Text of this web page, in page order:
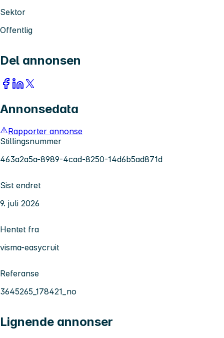
Sektor
Offentlig
Del annonsen
Annonsedata
Rapporter annonse
Stillingsnummer
463a2a5a-8989-4cad-8250-14d6b5ad871d
Sist endret
9. juli 2026
Hentet fra
visma-easycruit
Referanse
3645265_178421_no
Lignende annonser